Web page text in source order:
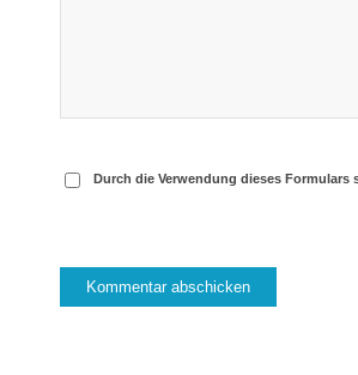
Durch die Verwendung dieses Formulars